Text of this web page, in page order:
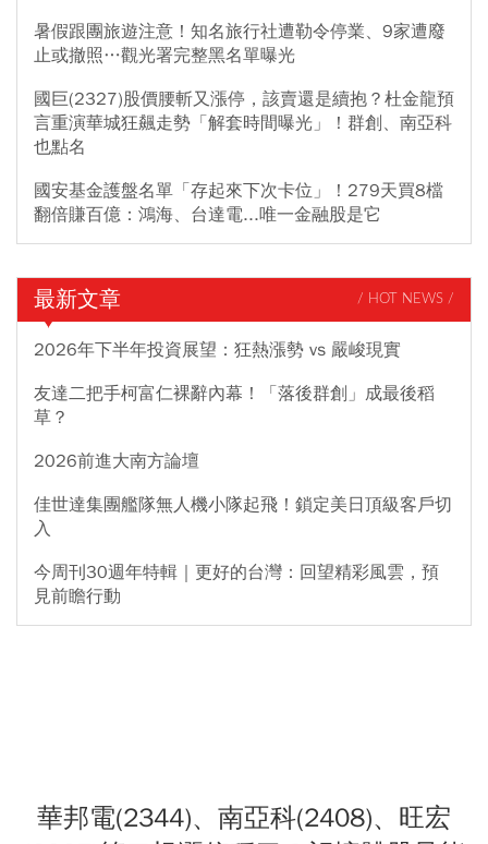
暑假跟團旅遊注意！知名旅行社遭勒令停業、9家遭廢
止或撤照…觀光署完整黑名單曝光
國巨(2327)股價腰斬又漲停，該賣還是續抱？杜金龍預
言重演華城狂飆走勢「解套時間曝光」！群創、南亞科
也點名
國安基金護盤名單「存起來下次卡位」！279天買8檔
翻倍賺百億：鴻海、台達電...唯一金融股是它
最新文章 / HOT NEWS /
2026年下半年投資展望：狂熱漲勢 vs 嚴峻現實
友達二把手柯富仁裸辭內幕！「落後群創」成最後稻
草？
2026前進大南方論壇
佳世達集團艦隊無人機小隊起飛！鎖定美日頂級客戶切
入
今周刊30週年特輯｜更好的台灣：回望精彩風雲，預
見前瞻行動
華邦電(2344)、南亞科(2408)、旺宏